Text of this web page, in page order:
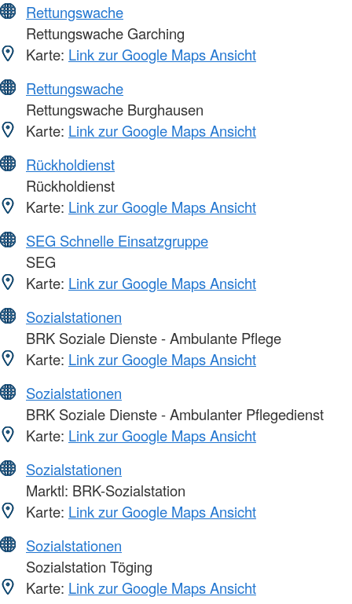
Rettungswache
Rettungswache Garching
Karte: Link zur Google Maps Ansicht
Rettungswache
Rettungswache Burghausen
Karte: Link zur Google Maps Ansicht
Rückholdienst
Rückholdienst
Karte: Link zur Google Maps Ansicht
SEG Schnelle Einsatzgruppe
SEG
Karte: Link zur Google Maps Ansicht
Sozialstationen
BRK Soziale Dienste - Ambulante Pflege
Karte: Link zur Google Maps Ansicht
Sozialstationen
BRK Soziale Dienste - Ambulanter Pflegedienst
Karte: Link zur Google Maps Ansicht
Sozialstationen
Marktl: BRK-Sozialstation
Karte: Link zur Google Maps Ansicht
Sozialstationen
Sozialstation Töging
Karte: Link zur Google Maps Ansicht